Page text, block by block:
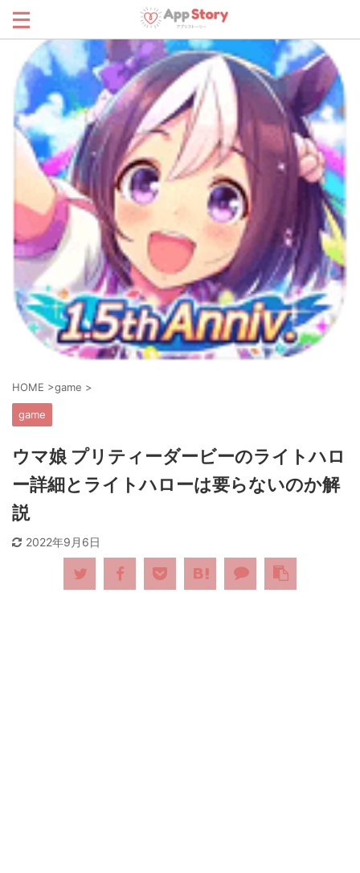
HOME >game >
game
ウマ娘 プリティーダービーのライトハロ
ー詳細とライトハローは要らないのか解
説
2022年9月6日